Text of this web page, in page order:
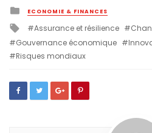
Posted
in
ECONOMIE & FINANCES
Tagged
with
Assurance et résilience
Gouvernance économique
Risques mondiaux